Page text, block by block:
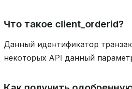
Что такое client_orderid?
Данный идентификатор
некоторых API данный